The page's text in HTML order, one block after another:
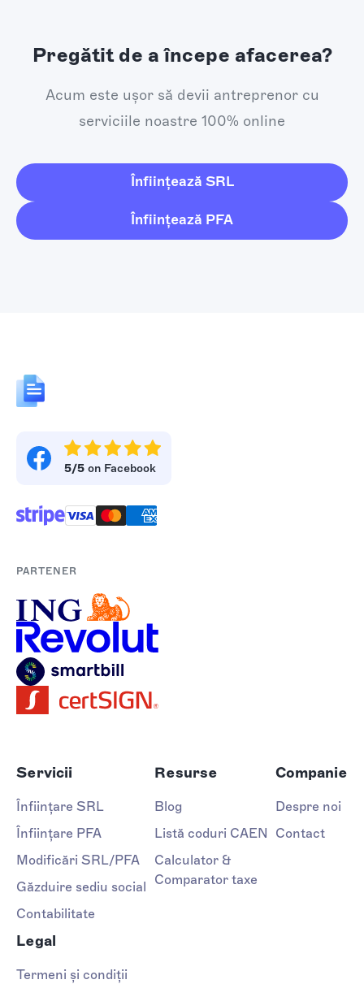
Pregătit de a începe afacerea?
Acum este ușor să devii antreprenor cu
serviciile noastre 100% online
Înființează SRL
Înființează PFA
5/5 on Facebook
PARTENER
Servicii
Înființare SRL
Înființare PFA
Modificări SRL/PFA
Găzduire sediu social
Contabilitate
Resurse
Blog
Listă coduri CAEN
Calculator &
Comparator taxe
Companie
Despre noi
Contact
Legal
Termeni și condiții